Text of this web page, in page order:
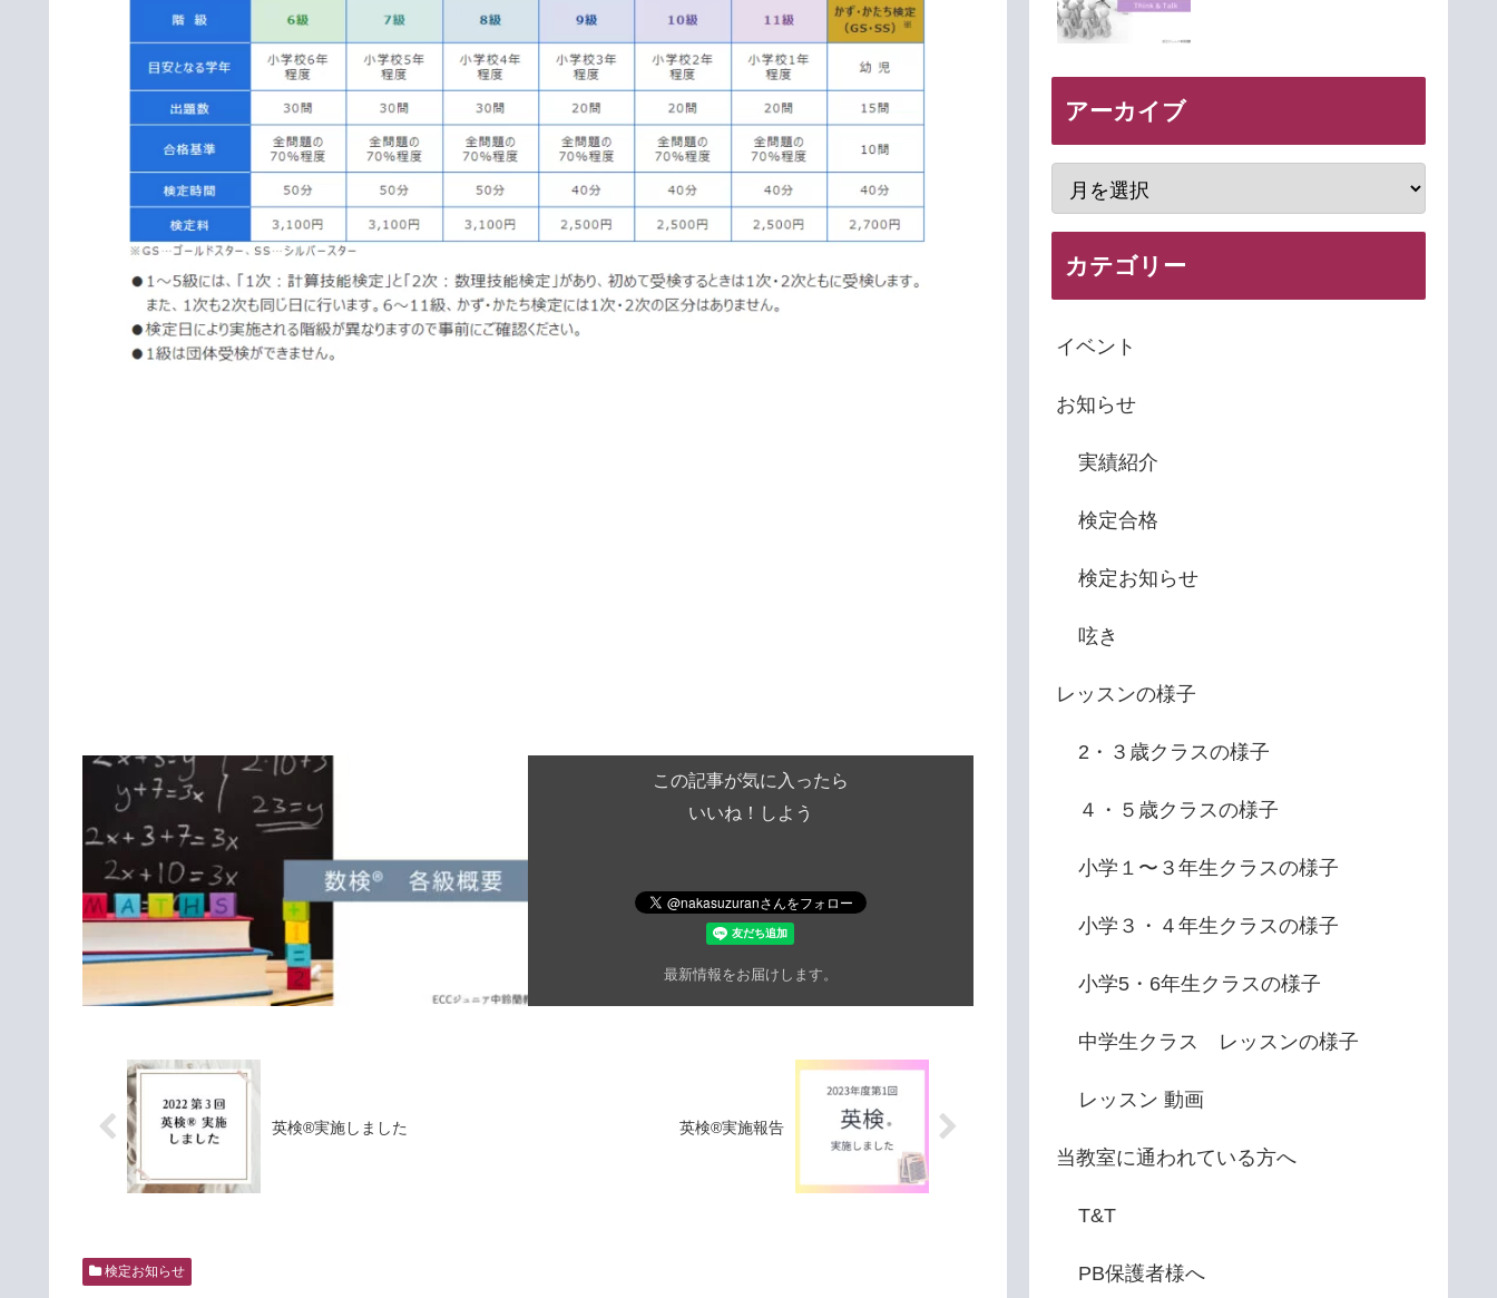
この記事が気に入ったら
いいね！しよう
最新情報をお届けします。
英検®実施しました 英検®実施報告
検定お知らせ
アーカイブ
カテゴリー
イベント
お知らせ
実績紹介
検定合格
検定お知らせ
呟き
レッスンの様子
2・３歳クラスの様子
４・５歳クラスの様子
小学１〜３年生クラスの様子
小学３・４年生クラスの様子
小学5・6年生クラスの様子
中学生クラス レッスンの様子
レッスン 動画
当教室に通われている方へ
T&T
PB保護者様へ